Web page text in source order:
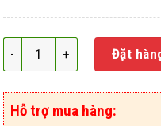
Thuốc diệt chuột dạng lúa
Đặt
Hỗ trợ mua hàng: